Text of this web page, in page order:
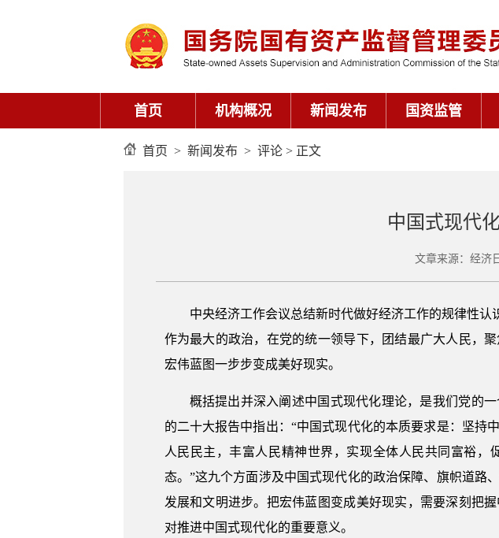
首页 机构概况 新闻发布 国资监管
首页 > 新闻发布 > 评论 > 正文
中国式现代
文章来源：经
中央经济工作会议总结新时代做好经济工作的规律性
作为最大的政治，在党的统一领导下，团结最广大人民，
宏伟蓝图一步步变成美好现实。
概括提出并深入阐述中国式现代化理论，是我们党的
的二十大报告中指出：“中国式现代化的本质要求是：坚持
人民民主，丰富人民精神世界，实现全体人民共同富裕
态。”这九个方面涉及中国式现代化的政治保障、旗帜道路
发展和文明进步。把宏伟蓝图变成美好现实，需要深刻把
对推进中国式现代化的重要意义。